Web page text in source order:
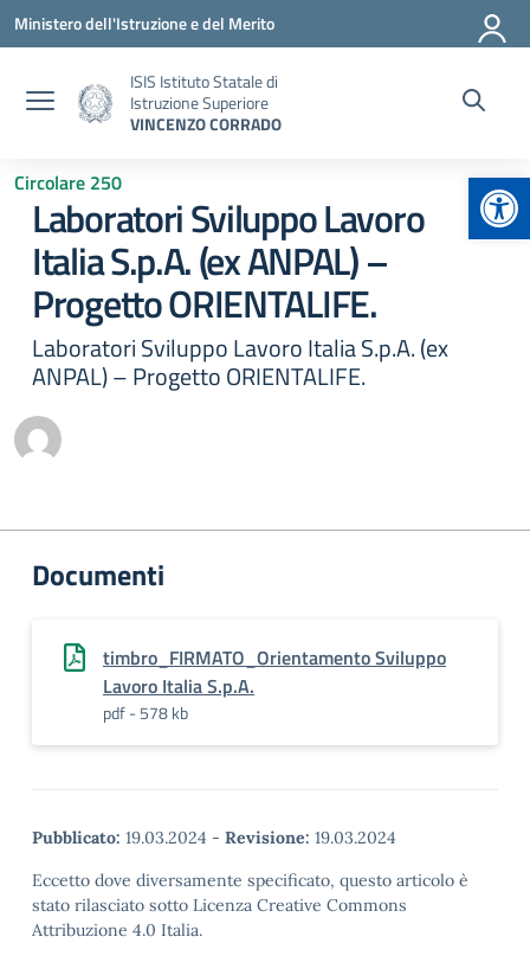
Vai ai contenuti
Vai al menu di navigazione
Vai al footer
Ministero dell'Istruzione e del Merito
ISIS Istituto Statale di
Istruzione Superiore
VINCENZO CORRADO
Circolare 250
Laboratori Sviluppo Lavoro
Italia S.p.A. (ex ANPAL) –
Progetto ORIENTALIFE.
Laboratori Sviluppo Lavoro Italia S.p.A. (ex
ANPAL) – Progetto ORIENTALIFE.
Documenti
timbro_FIRMATO_Orientamento Sviluppo
Lavoro Italia S.p.A.
pdf - 578 kb
Pubblicato: 19.03.2024 - Revisione: 19.03.2024
Eccetto dove diversamente specificato, questo articolo è
stato rilasciato sotto Licenza Creative Commons
Attribuzione 4.0 Italia.